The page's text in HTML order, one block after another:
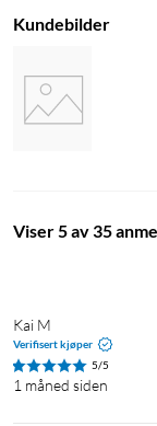
Kapasitet: 25 000
Inngang USB-C 1/
Utgang USB-C 1:
Kundebilder
Viser 5 av 35
Kai M
Verifisert kjøper
5/5
1 måned siden